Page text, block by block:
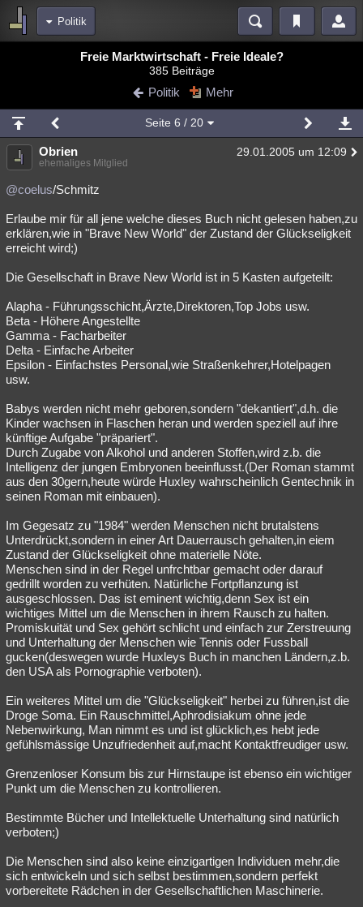
Politik
Blogs Videos
Chat Wiki Neuigkeiten
meine Rubriken
Menschen Mystery Kriminalfälle
Spiritualität Verschwörungen
Natur Umfragen Unterhaltung
weitere Rubriken
Astronomie Helpdesk Gruppen Gaming
Musik Clash Verbesserungen
Übersichten
Besucht
Lesenswert Schlüsselwörter
Freie Marktwirtschaft - Freie Ideale?
385 Beiträge
Politik Mehr
Seite 6 / 20
Obrien 29.01.2005 um 12:09
ehemaliges Mitglied
@coelus/Schmitz
Erlaube mir für all jene welche dieses Buch nicht gelesen haben,zu
erklären,wie in "Brave New World" der Zustand der Glückseligkeit
erreicht wird;)
Die Gesellschaft in Brave New World ist in 5 Kasten aufgeteilt:
Alapha - Führungsschicht,Ärzte,Direktoren,Top Jobs usw.
Beta - Höhere Angestellte
Gamma - Facharbeiter
Delta - Einfache Arbeiter
Epsilon - Einfachstes Personal,wie Straßenkehrer,Hotelpagen
usw.
Babys werden nicht mehr geboren,sondern "dekantiert",d.h. die
Kinder wachsen in Flaschen heran und werden speziell auf ihre
künftige Aufgabe "präpariert".
Durch Zugabe von Alkohol und anderen Stoffen,wird z.b. die
Intelligenz der jungen Embryonen beeinflusst.(Der Roman stammt
aus den 30gern,heute würde Huxley wahrscheinlich Gentechnik in
seinen Roman mit einbauen).
Im Gegesatz zu "1984" werden Menschen nicht brutalstens
Unterdrückt,sondern in einer Art Dauerrausch gehalten,in eiem
Zustand der Glückseligkeit ohne materielle Nöte.
Menschen sind in der Regel unfrchtbar gemacht oder darauf
gedrillt worden zu verhüten. Natürliche Fortpflanzung ist
ausgeschlossen. Das ist eminent wichtig,denn Sex ist ein
wichtiges Mittel um die Menschen in ihrem Rausch zu halten.
Promiskuität und Sex gehört schlicht und einfach zur Zerstreuung
und Unterhaltung der Menschen wie Tennis oder Fussball
gucken(deswegen wurde Huxleys Buch in manchen Ländern,z.b.
den USA als Pornographie verboten).
Ein weiteres Mittel um die "Glückseligkeit" herbei zu führen,ist die
Droge Soma. Ein Rauschmittel,Aphrodisiakum ohne jede
Nebenwirkung, Man nimmt es und ist glücklich,es hebt jede
gefühlsmässige Unzufriedenheit auf,macht Kontaktfreudiger usw.
Grenzenloser Konsum bis zur Hirnstaupe ist ebenso ein wichtiger
Punkt um die Menschen zu kontrollieren.
Bestimmte Bücher und Intellektuelle Unterhaltung sind natürlich
verboten;)
Die Menschen sind also keine einzigartigen Individuen mehr,die
sich entwickeln und sich selbst bestimmen,sondern perfekt
vorbereitete Rädchen in der Gesellschaftlichen Maschinerie.